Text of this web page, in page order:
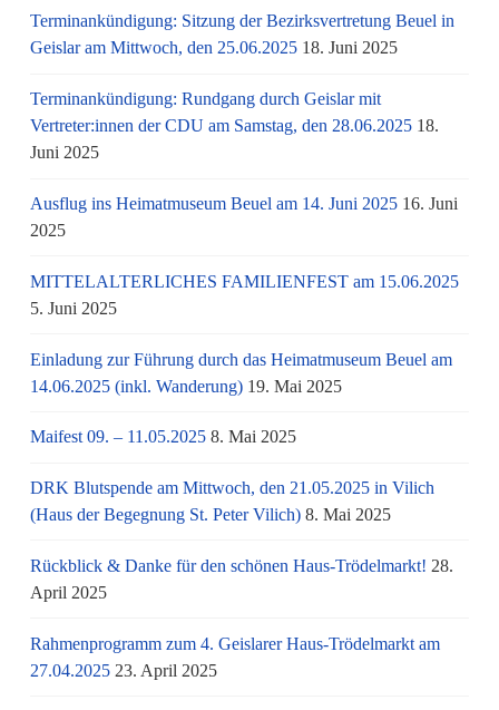
Terminankündigung: Sitzung der Bezirksvertretung Beuel in
Geislar am Mittwoch, den 25.06.2025 18. Juni 2025
Terminankündigung: Rundgang durch Geislar mit
Vertreter:innen der CDU am Samstag, den 28.06.2025 18.
Juni 2025
Ausflug ins Heimatmuseum Beuel am 14. Juni 2025 16. Juni
2025
MITTELALTERLICHES FAMILIENFEST am 15.06.2025
5. Juni 2025
Einladung zur Führung durch das Heimatmuseum Beuel am
14.06.2025 (inkl. Wanderung) 19. Mai 2025
Maifest 09. – 11.05.2025 8. Mai 2025
DRK Blutspende am Mittwoch, den 21.05.2025 in Vilich
(Haus der Begegnung St. Peter Vilich) 8. Mai 2025
Rückblick & Danke für den schönen Haus-Trödelmarkt! 28.
April 2025
Rahmenprogramm zum 4. Geislarer Haus-Trödelmarkt am
27.04.2025 23. April 2025